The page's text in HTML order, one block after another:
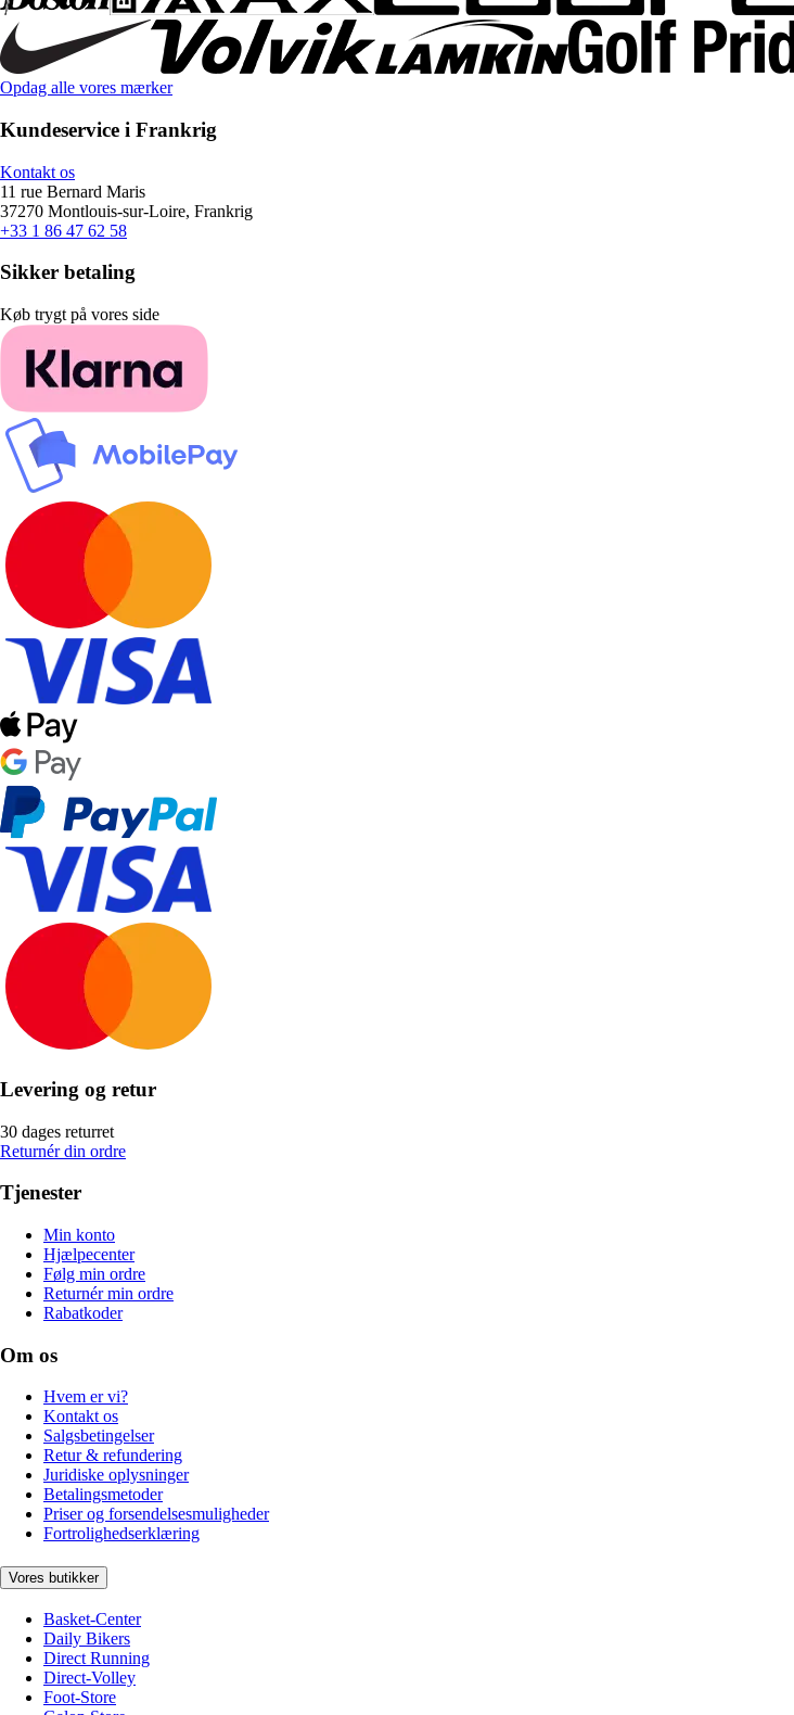
Opdag alle vores mærker
Kundeservice i Frankrig
Kontakt os
11 rue Bernard Maris
37270 Montlouis-sur-Loire, Frankrig
+33 1 86 47 62 58
Sikker betaling
Køb trygt på vores side
Levering og retur
30 dages returret
Returnér din ordre
Tjenester
Min konto
Hjælpecenter
Følg min ordre
Returnér min ordre
Rabatkoder
Om os
Hvem er vi?
Kontakt os
Salgsbetingelser
Retur & refundering
Juridiske oplysninger
Betalingsmetoder
Priser og forsendelsesmuligheder
Fortrolighedserklæring
Vores butikker
Basket-Center
Daily Bikers
Direct Running
Direct-Volley
Foot-Store